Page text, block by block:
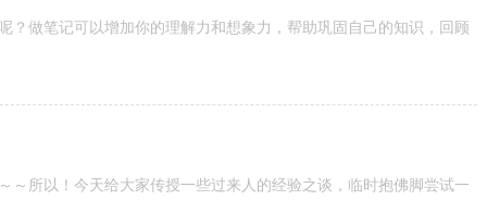
做笔记可以增加你的理解力和想象力，帮助巩固自己的知识，回顾
所以！今天给大家传授一些过来人的经验之谈，临时抱佛脚尝试一